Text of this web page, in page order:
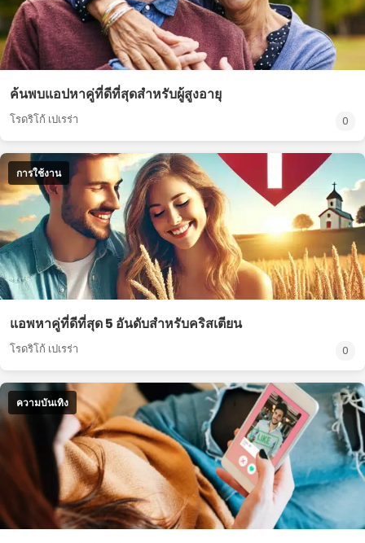
ค้นพบแอปหาคู่ที่ดีที่สุดสำหรับผู้สูงอายุ
โรดริโก้ เปเรร่า 0
การใช้งาน
แอพหาคู่ที่ดีที่สุด 5 อันดับสำหรับคริสเตียน
โรดริโก้ เปเรร่า 0
ความบันเทิง